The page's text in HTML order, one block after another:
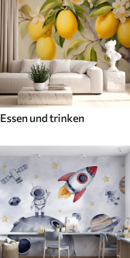
Essen und trinken